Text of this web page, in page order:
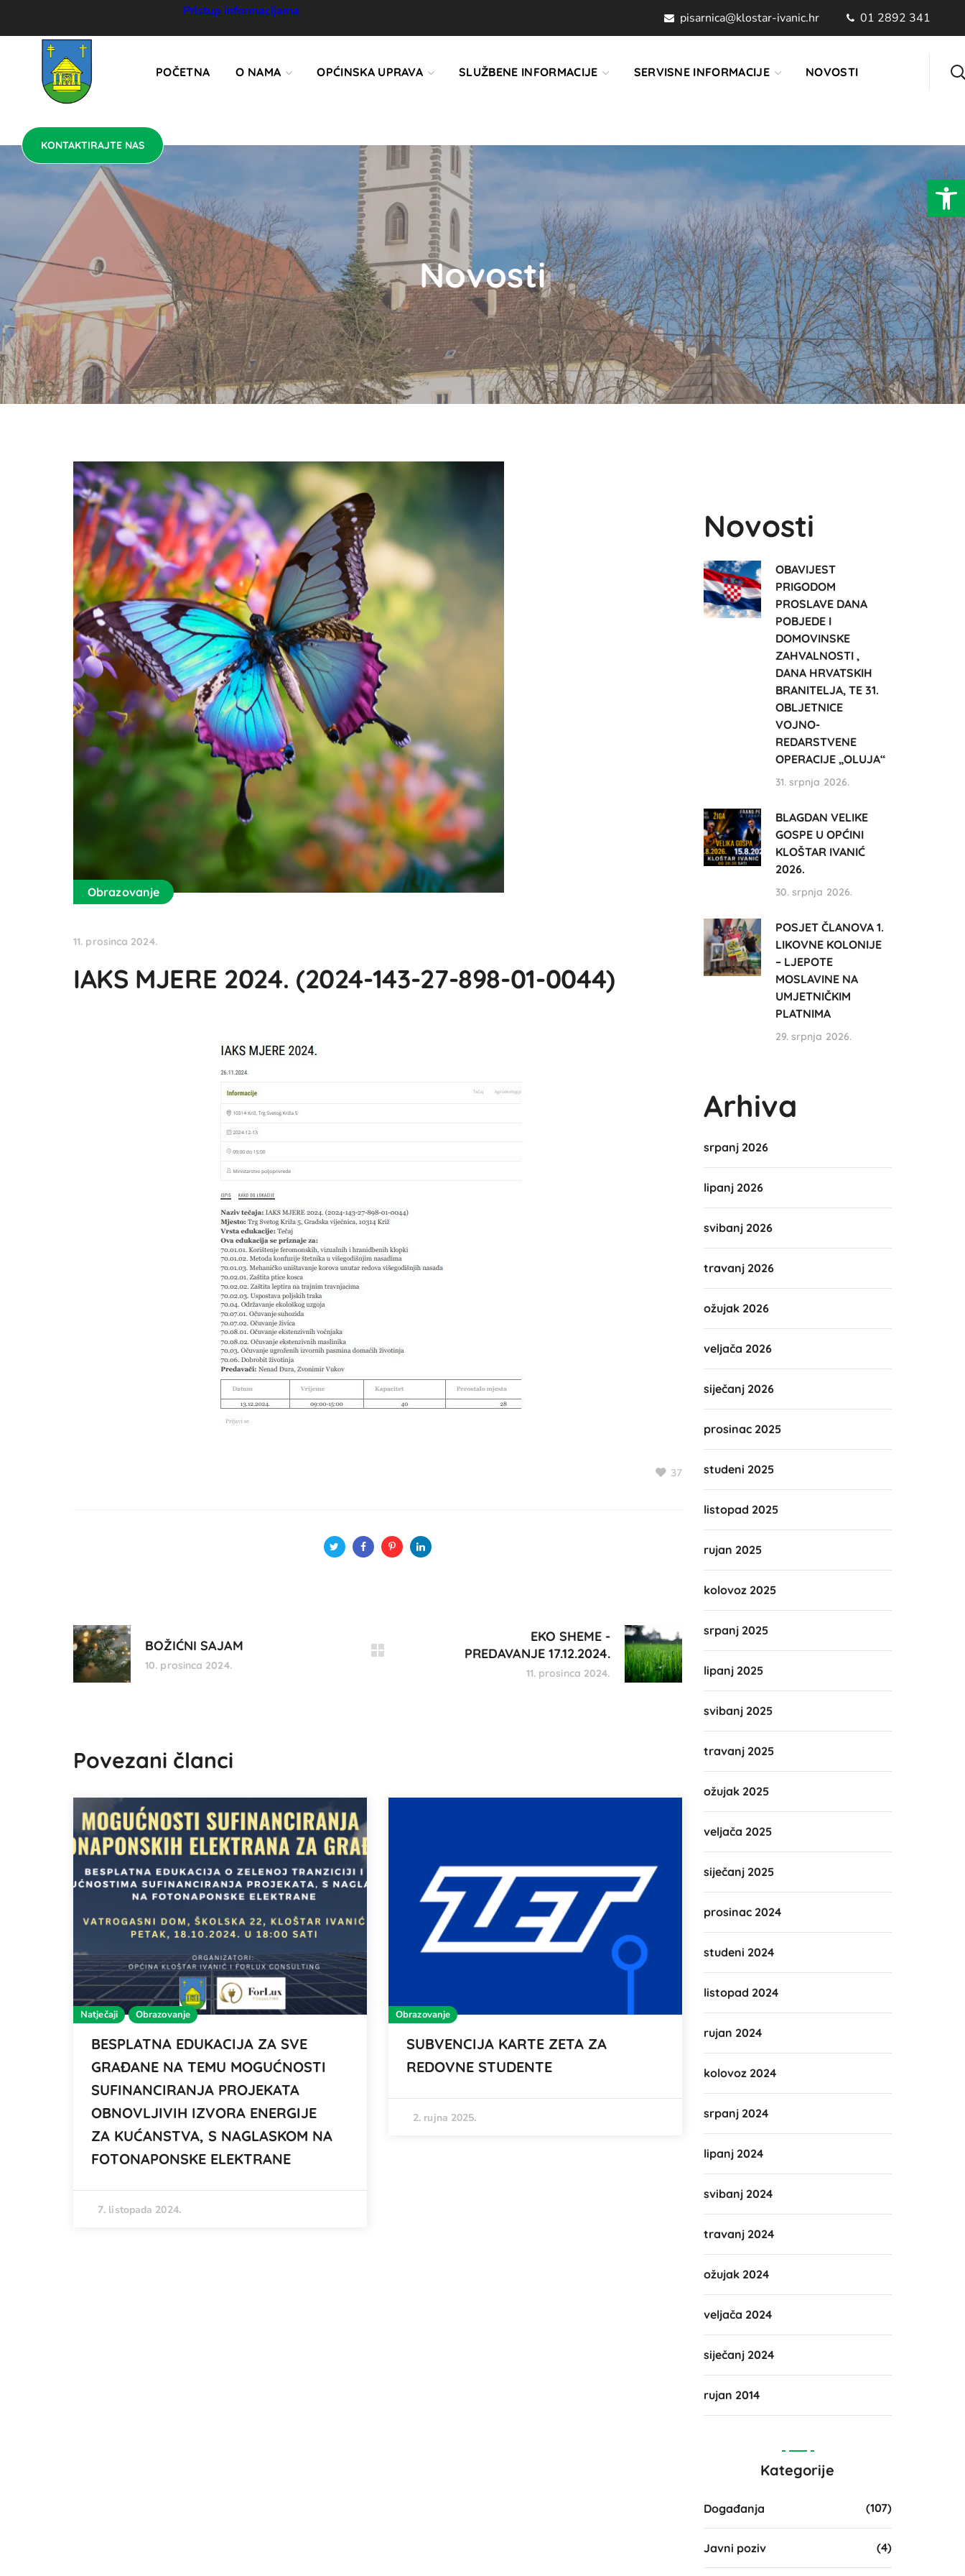
Pristup informacijama pisarnica@klostar-ivanic.hr 01 2892 341
POČETNA O NAMA OPĆINSKA UPRAVA SLUŽBENE INFORMACIJE SERVISNE INFORMACIJE NOVOSTI
KONTAKTIRAJTE NAS
Novosti
Obrazovanje
11. prosinca 2024.
IAKS MJERE 2024. (2024-143-27-898-01-0044)
37
BOŽIĆNI SAJAM
10. prosinca 2024.
EKO SHEME -
PREDAVANJE 17.12.2024.
11. prosinca 2024.
Povezani članci
Natječaji Obrazovanje
BESPLATNA EDUKACIJA ZA SVE
GRAĐANE NA TEMU MOGUĆNOSTI
SUFINANCIRANJA PROJEKATA
OBNOVLJIVIH IZVORA ENERGIJE
ZA KUĆANSTVA, S NAGLASKOM NA
FOTONAPONSKE ELEKTRANE
7. listopada 2024.
Obrazovanje
SUBVENCIJA KARTE ZETA ZA
REDOVNE STUDENTE
2. rujna 2025.
Novosti
OBAVIJEST
PRIGODOM
PROSLAVE DANA
POBJEDE I
DOMOVINSKE
ZAHVALNOSTI ,
DANA HRVATSKIH
BRANITELJA, TE 31.
OBLJETNICE
VOJNO-
REDARSTVENE
OPERACIJE „OLUJA“
31. srpnja 2026.
BLAGDAN VELIKE
GOSPE U OPĆINI
KLOŠTAR IVANIĆ
2026.
30. srpnja 2026.
POSJET ČLANOVA 1.
LIKOVNE KOLONIJE
– LJEPOTE
MOSLAVINE NA
UMJETNIČKIM
PLATNIMA
29. srpnja 2026.
Arhiva
srpanj 2026
lipanj 2026
svibanj 2026
travanj 2026
ožujak 2026
veljača 2026
siječanj 2026
prosinac 2025
studeni 2025
listopad 2025
rujan 2025
kolovoz 2025
srpanj 2025
lipanj 2025
svibanj 2025
travanj 2025
ožujak 2025
veljača 2025
siječanj 2025
prosinac 2024
studeni 2024
listopad 2024
rujan 2024
kolovoz 2024
srpanj 2024
lipanj 2024
svibanj 2024
travanj 2024
ožujak 2024
veljača 2024
siječanj 2024
rujan 2014
Kategorije
Događanja (107)
Javni poziv (4)